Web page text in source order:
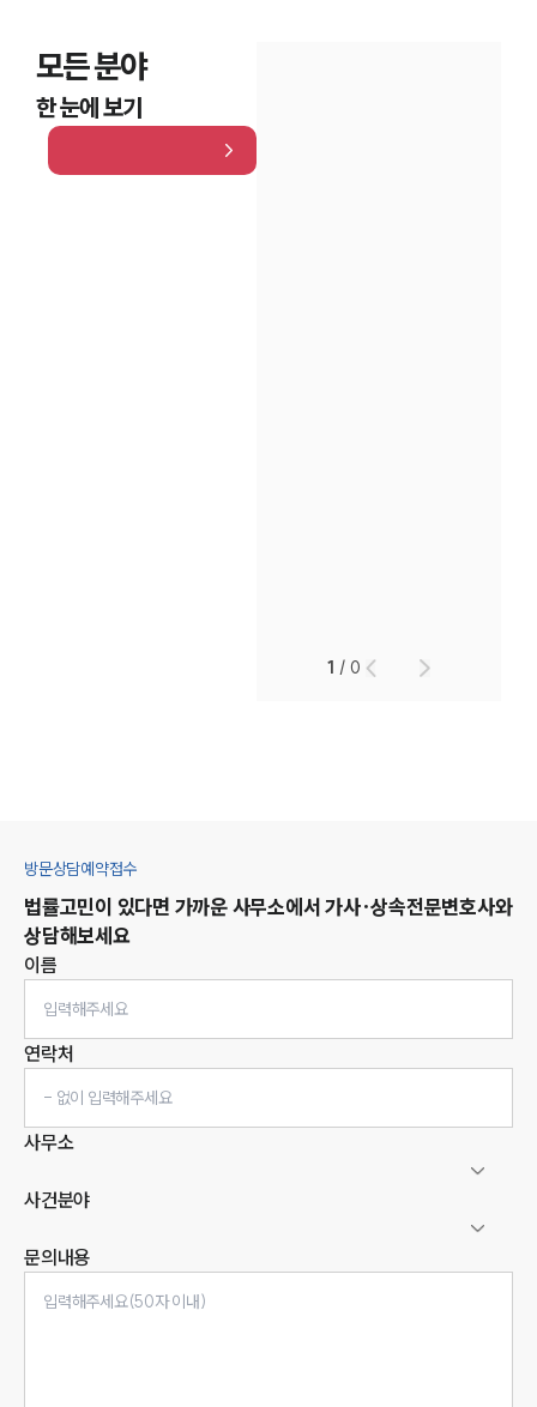
모든 분야
한 눈에 보기
1 /0
방문상담예약접수
법률고민이 있다면 가까운 사무소에서 가사·상속전문변호사와
상담해보세요
이름
연락처
사무소
사건분야
문의내용